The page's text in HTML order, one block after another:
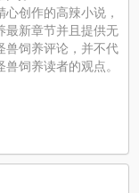
心创作的高辣小说，
最新章节并且提供无
兽饲养评论，并不代
饲养读者的观点。